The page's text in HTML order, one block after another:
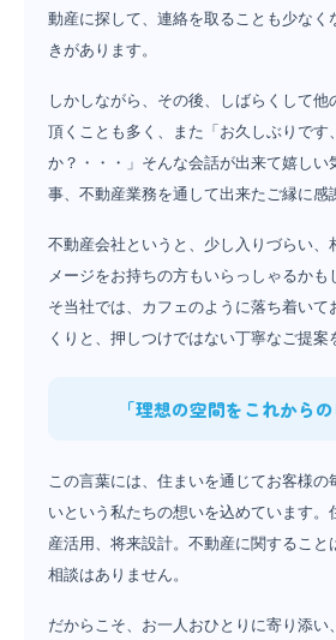
動産に探して、連絡を取ることも少なく
きがあります。
しかしながら、その後、しばらくして
頂くことも多く、また「お久しぶりです
か？・・・」そんな会話が出来て嬉しい
事、不動産業務を通して出来たご縁に感
不動産会社というと、少し入りづらい、
メージをお持ちの方もいらっしゃるかも
そ当社では、カフェのように落ち着いて
くりと、押しつけではない丁寧なご提案
「理想の空間をこれから
この言葉には、住まいを通じてお客様の
いという私たちの想いを込めています。
産活用、将来設計。不動産に関すること
相談はありません。
だからこそ、お一人おひとりに寄り添い